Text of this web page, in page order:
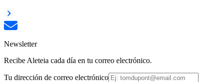
Newsletter
Recibe Aleteia cada día en tu correo electrónico.
Tu dirección de correo electrónico